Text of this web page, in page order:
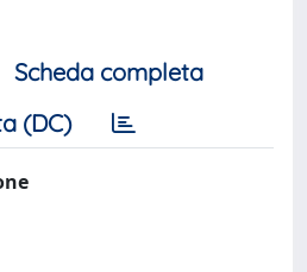
Scheda completa
(DC)